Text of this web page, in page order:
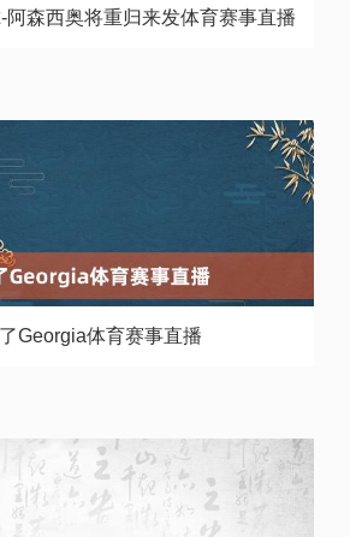
阿森西奥将重归来发体育赛事直播
Georgia体育赛事直播